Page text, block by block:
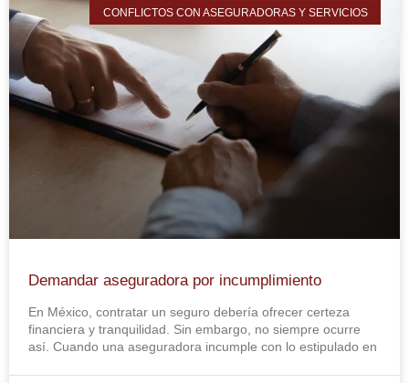
CONFLICTOS CON ASEGURADORAS Y SERVICIOS
Demandar aseguradora por incumplimiento
En México, contratar un seguro debería ofrecer certeza
financiera y tranquilidad. Sin embargo, no siempre ocurre
así. Cuando una aseguradora incumple con lo estipulado en